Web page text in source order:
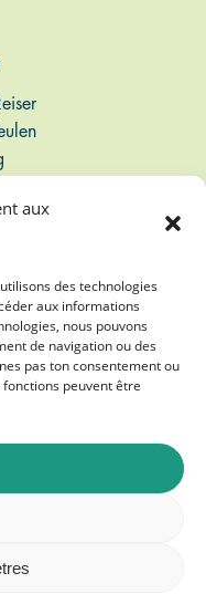
aux
des technologies
aux informations
nous pouvons
de navigation ou des
pas ton consentement ou
peuvent être
947
A.s.b.l.